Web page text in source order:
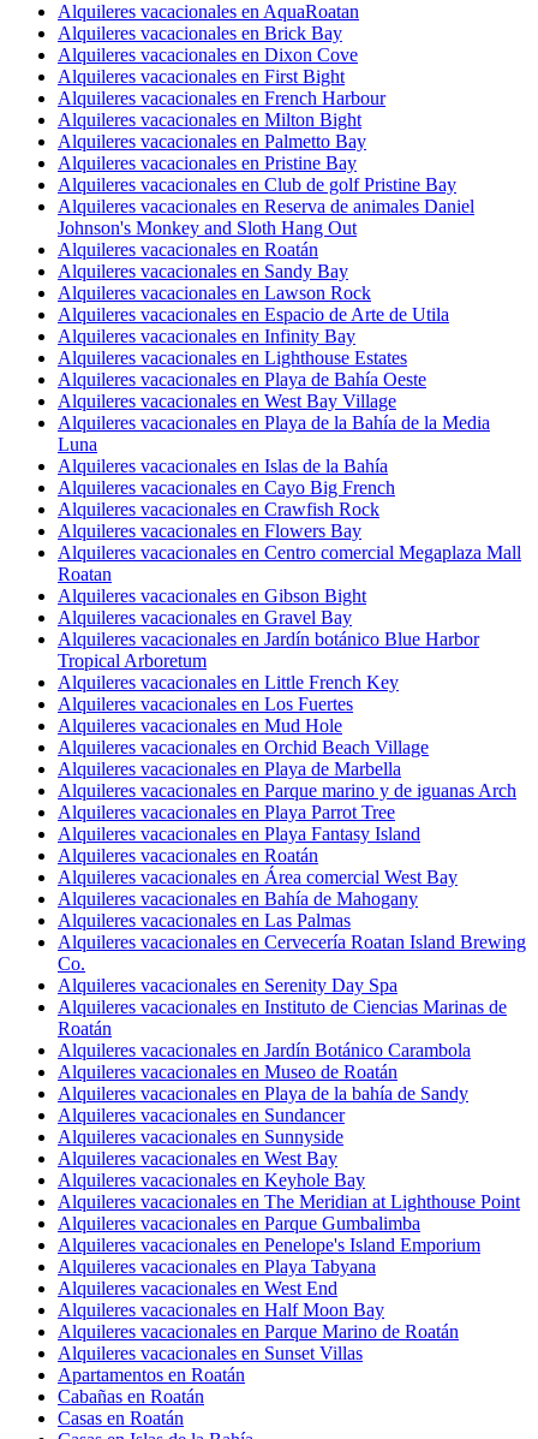
Alquileres vacacionales en AquaRoatan
Alquileres vacacionales en Brick Bay
Alquileres vacacionales en Dixon Cove
Alquileres vacacionales en First Bight
Alquileres vacacionales en French Harbour
Alquileres vacacionales en Milton Bight
Alquileres vacacionales en Palmetto Bay
Alquileres vacacionales en Pristine Bay
Alquileres vacacionales en Club de golf Pristine Bay
Alquileres vacacionales en Reserva de animales Daniel
Johnson's Monkey and Sloth Hang Out
Alquileres vacacionales en Roatán
Alquileres vacacionales en Sandy Bay
Alquileres vacacionales en Lawson Rock
Alquileres vacacionales en Espacio de Arte de Utila
Alquileres vacacionales en Infinity Bay
Alquileres vacacionales en Lighthouse Estates
Alquileres vacacionales en Playa de Bahía Oeste
Alquileres vacacionales en West Bay Village
Alquileres vacacionales en Playa de la Bahía de la Media
Luna
Alquileres vacacionales en Islas de la Bahía
Alquileres vacacionales en Cayo Big French
Alquileres vacacionales en Crawfish Rock
Alquileres vacacionales en Flowers Bay
Alquileres vacacionales en Centro comercial Megaplaza Mall
Roatan
Alquileres vacacionales en Gibson Bight
Alquileres vacacionales en Gravel Bay
Alquileres vacacionales en Jardín botánico Blue Harbor
Tropical Arboretum
Alquileres vacacionales en Little French Key
Alquileres vacacionales en Los Fuertes
Alquileres vacacionales en Mud Hole
Alquileres vacacionales en Orchid Beach Village
Alquileres vacacionales en Playa de Marbella
Alquileres vacacionales en Parque marino y de iguanas Arch
Alquileres vacacionales en Playa Parrot Tree
Alquileres vacacionales en Playa Fantasy Island
Alquileres vacacionales en Roatán
Alquileres vacacionales en Área comercial West Bay
Alquileres vacacionales en Bahía de Mahogany
Alquileres vacacionales en Las Palmas
Alquileres vacacionales en Cervecería Roatan Island Brewing
Co.
Alquileres vacacionales en Serenity Day Spa
Alquileres vacacionales en Instituto de Ciencias Marinas de
Roatán
Alquileres vacacionales en Jardín Botánico Carambola
Alquileres vacacionales en Museo de Roatán
Alquileres vacacionales en Playa de la bahía de Sandy
Alquileres vacacionales en Sundancer
Alquileres vacacionales en Sunnyside
Alquileres vacacionales en West Bay
Alquileres vacacionales en Keyhole Bay
Alquileres vacacionales en The Meridian at Lighthouse Point
Alquileres vacacionales en Parque Gumbalimba
Alquileres vacacionales en Penelope's Island Emporium
Alquileres vacacionales en Playa Tabyana
Alquileres vacacionales en West End
Alquileres vacacionales en Half Moon Bay
Alquileres vacacionales en Parque Marino de Roatán
Alquileres vacacionales en Sunset Villas
Apartamentos en Roatán
Cabañas en Roatán
Casas en Roatán